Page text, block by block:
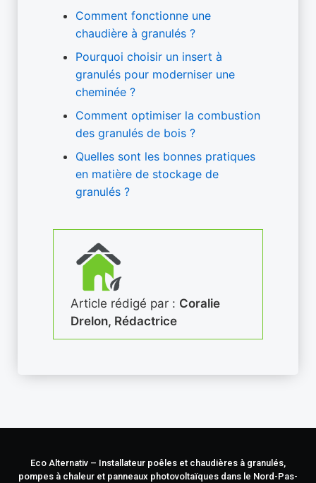
Comment fonctionne une
chaudière à granulés ?
Pourquoi choisir un insert à
granulés pour moderniser une
cheminée ?
Comment optimiser la combustion
des granulés de bois ?
Quelles sont les bonnes pratiques
en matière de stockage de
granulés ?
Article rédigé par : Coralie
Drelon, Rédactrice
Eco Alternativ – Installateur poêles et chaudières à granulés,
pompes à chaleur et panneaux photovoltaïques dans le Nord-Pas-